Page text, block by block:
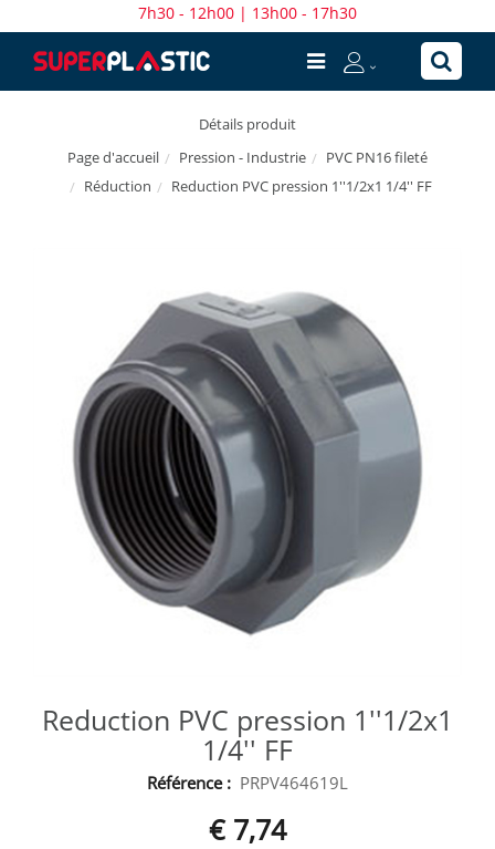
7h30 - 12h00 | 13h00 - 17h30
Détails produit
Page d'accueil
Pression - Industrie
PVC PN16 fileté
Réduction
Reduction PVC pression 1''1/2x1 1/4'' FF
Reduction PVC pression 1''1/2x1
1/4'' FF
Référence : PRPV464619L
€ 7,74